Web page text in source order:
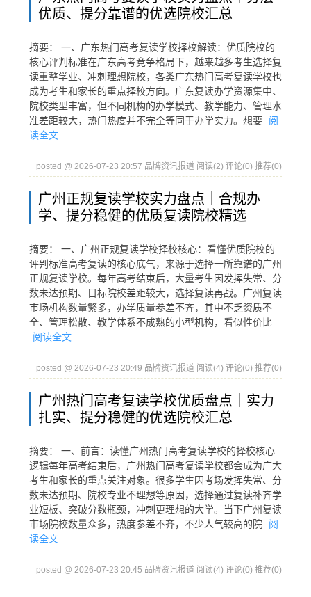
优质、提分靠谱的优选院校汇总
摘要： 一、广东热门高考复读学校择校解读：优质院校的
核心评判标准在广东高考竞争格局下，越来越多考生选择复
读重整学业、冲刺理想院校，各类广东热门高考复读学校也
成为考生和家长的重点择校方向。广东复读办学资源集中、
院校类型丰富，但不同机构的办学模式、教学能力、管理水
准差距较大，热门热度并不完全等同于办学实力。想要
阅
读全文
posted @ 2026-07-23 20:57 品牌资讯报道 阅读(2) 评论(0) 推荐(0)
广州正规复读学校实力盘点｜合规办
学、提分稳健的优质复读院校精选
摘要： 一、广州正规复读学校择校核心：看懂优质院校的
评判标准高考复读的核心底气，来源于选择一所靠谱的广州
正规复读学校。每年高考结束后，大量考生因发挥失常、分
数未达预期、目标院校差距较大，选择复读再战。广州复读
市场机构数量繁多，办学质量参差不齐，其中不乏资质不
全、管理松散、教学体系不成熟的小型机构，看似性价比
阅读全文
posted @ 2026-07-23 20:49 品牌资讯报道 阅读(4) 评论(0) 推荐(0)
广州热门高考复读学校优质盘点｜实力
扎实、提分稳健的优选院校汇总
摘要： 一、前言：读懂广州热门高考复读学校的择校核心
逻辑每年高考结束后，广州热门高考复读学校都会成为广大
考生和家长的重点关注对象。很多学生因考场发挥失常、分
数未达预期、院校专业不理想等原因，选择通过复读补齐学
业短板、突破分数瓶颈，冲刺更理想的大学。当下广州复读
市场院校数量众多，热度参差不齐，不少人气较高的院
阅
读全文
posted @ 2026-07-23 20:45 品牌资讯报道 阅读(4) 评论(0) 推荐(0)